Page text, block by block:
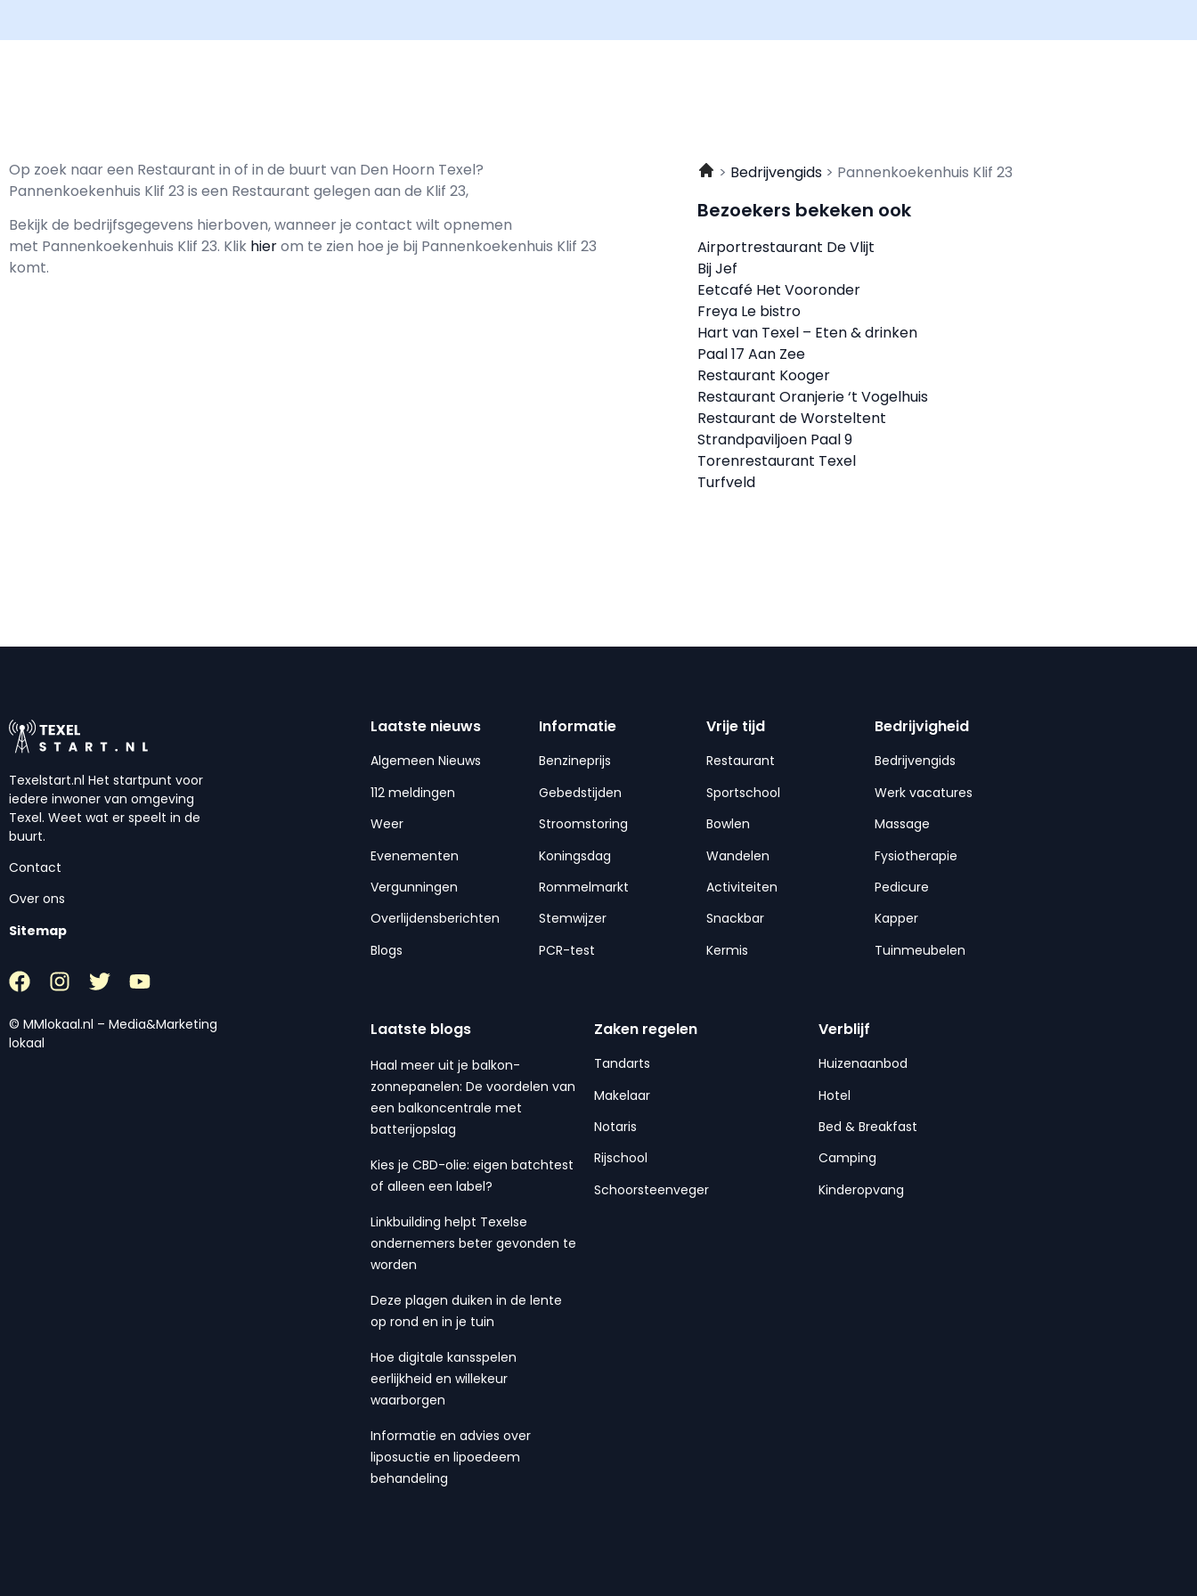
Op zoek naar een Restaurant in of in de buurt van Den Hoorn Texel?
Pannenkoekenhuis Klif 23 is een Restaurant gelegen aan de Klif 23,
Bekijk de bedrijfsgegevens hierboven, wanneer je contact wilt opnemen
met Pannenkoekenhuis Klif 23. Klik hierom te zien hoe je bij Pannenkoekenhuis Klif 23
komt.
Bedrijvengids Pannenkoekenhuis Klif 23
Bezoekers bekeken ook
Airportrestaurant De Vlijt
Bij Jef
Eetcafé Het Vooronder
Freya Le bistro
Hart van Texel – Eten & drinken
Paal 17 Aan Zee
Restaurant Kooger
Restaurant Oranjerie ‘t Vogelhuis
Restaurant de Worsteltent
Strandpaviljoen Paal 9
Torenrestaurant Texel
Turfveld
Texelstart.nl Het startpunt voor
iedere inwoner van omgeving
Texel. Weet wat er speelt in de
buurt.
Contact
Over ons
Sitemap
© MMlokaal.nl – Media&Marketing
lokaal
Laatste nieuws
Algemeen Nieuws
112 meldingen
Weer
Evenementen
Vergunningen
Overlijdensberichten
Blogs
Informatie
Benzineprijs
Gebedstijden
Stroomstoring
Koningsdag
Rommelmarkt
Stemwijzer
PCR-test
Vrije tijd
Restaurant
Sportschool
Bowlen
Wandelen
Activiteiten
Snackbar
Kermis
Bedrijvigheid
Bedrijvengids
Werk vacatures
Massage
Fysiotherapie
Pedicure
Kapper
Tuinmeubelen
Laatste blogs
Haal meer uit je balkon-
zonnepanelen: De voordelen van
een balkoncentrale met
batterijopslag
Kies je CBD-olie: eigen batchtest
of alleen een label?
Linkbuilding helpt Texelse
ondernemers beter gevonden te
worden
Deze plagen duiken in de lente
op rond en in je tuin
Hoe digitale kansspelen
eerlijkheid en willekeur
waarborgen
Informatie en advies over
liposuctie en lipoedeem
behandeling
Zaken regelen
Tandarts
Makelaar
Notaris
Rijschool
Schoorsteenveger
Verblijf
Huizenaanbod
Hotel
Bed & Breakfast
Camping
Kinderopvang